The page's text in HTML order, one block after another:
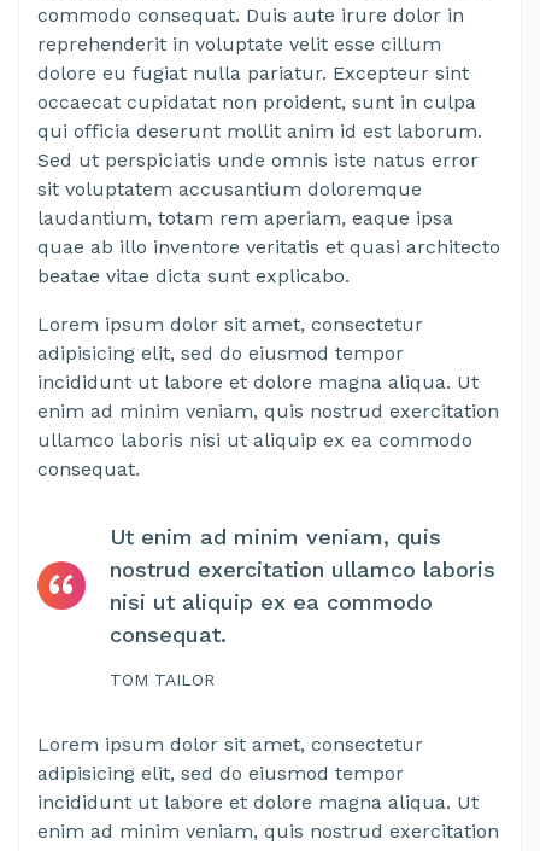
commodo consequat. Duis aute irure dolor in
reprehenderit in voluptate velit esse cillum
dolore eu fugiat nulla pariatur. Excepteur sint
occaecat cupidatat non proident, sunt in culpa
qui officia deserunt mollit anim id est laborum.
Sed ut perspiciatis unde omnis iste natus error
sit voluptatem accusantium doloremque
laudantium, totam rem aperiam, eaque ipsa
quae ab illo inventore veritatis et quasi architecto
beatae vitae dicta sunt explicabo.
Lorem ipsum dolor sit amet, consectetur
adipisicing elit, sed do eiusmod tempor
incididunt ut labore et dolore magna aliqua. Ut
enim ad minim veniam, quis nostrud exercitation
ullamco laboris nisi ut aliquip ex ea commodo
consequat.
Ut enim ad minim veniam, quis
nostrud exercitation ullamco laboris
nisi ut aliquip ex ea commodo
consequat.
TOM TAILOR
Lorem ipsum dolor sit amet, consectetur
adipisicing elit, sed do eiusmod tempor
incididunt ut labore et dolore magna aliqua. Ut
enim ad minim veniam, quis nostrud exercitation